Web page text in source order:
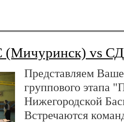
(Мичуринск) vs
Представляем
группового этапа
Нижегородской
Встречаются